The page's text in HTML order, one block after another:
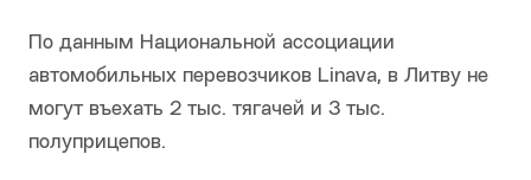
По данным Национальной ассоциации
автомобильных перевозчиков Linava, в Литву не
могут въехать 2 тыс. тягачей и 3 тыс.
полуприцепов.